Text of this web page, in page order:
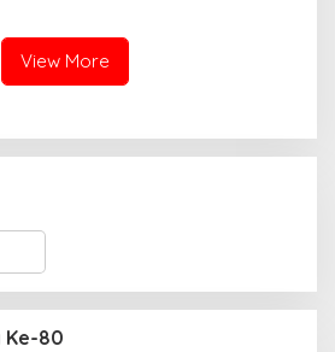
View More
Ke-80